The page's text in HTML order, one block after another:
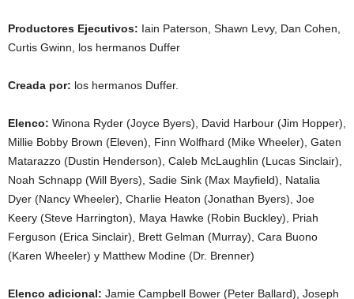
Productores Ejecutivos: Iain Paterson, Shawn Levy, Dan Cohen,
Curtis Gwinn, los hermanos Duffer
Creada por: los hermanos Duffer.
Elenco: Winona Ryder (Joyce Byers), David Harbour (Jim Hopper),
Millie Bobby Brown (Eleven), Finn Wolfhard (Mike Wheeler), Gaten
Matarazzo (Dustin Henderson), Caleb McLaughlin (Lucas Sinclair),
Noah Schnapp (Will Byers), Sadie Sink (Max Mayfield), Natalia
Dyer (Nancy Wheeler), Charlie Heaton (Jonathan Byers), Joe
Keery (Steve Harrington), Maya Hawke (Robin Buckley), Priah
Ferguson (Erica Sinclair), Brett Gelman (Murray), Cara Buono
(Karen Wheeler) y Matthew Modine (Dr. Brenner)
Elenco adicional: Jamie Campbell Bower (Peter Ballard), Joseph